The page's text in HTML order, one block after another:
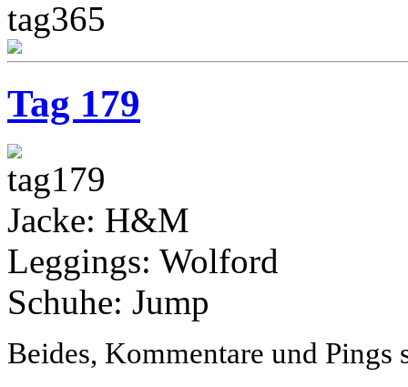
Tag 179
Jacke: H&M
Leggings: Wolford
Schuhe: Jump
Beides, Kommentare und Pings